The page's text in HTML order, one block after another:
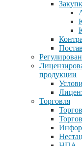
продукции
Торговля